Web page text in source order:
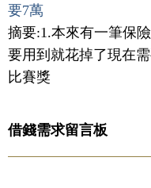
要7萬
摘要:1.本來有一筆保
要用到就花掉了現在
比賽獎
借錢需求留言板